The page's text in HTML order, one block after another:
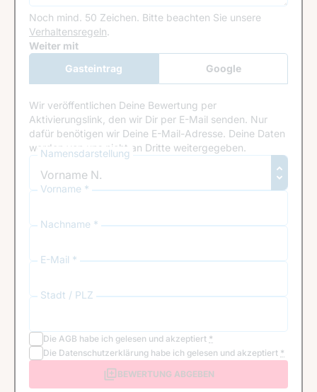
Noch mind. 50 Zeichen. Bitte beachten Sie unsere
Verhaltensregeln.
Google Recaptcha
Weiter mit
Gasteintrag
Google
Anmeldung
Wir veröffentlichen Deine Bewertung per
Aktivierungslink, den wir Dir per E-Mail senden. Nur
dafür benötigen wir Deine E-Mail-Adresse. Deine Daten
werden von uns nicht an Dritte weitergegeben.
Namensdarstellung
Vorname *
Nachname *
E-Mail *
Stadt / PLZ
Die AGB habe ich gelesen und akzeptiert *
Die Datenschutzerklärung habe ich gelesen und akzeptiert *
BEWERTUNG ABGEBEN